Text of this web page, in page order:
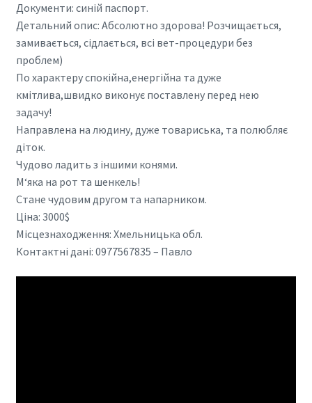
Документи: синій паспорт.
Детальний опис: Абсолютно здорова! Розчищається,
замивається, сідлається, всі вет-процедури без
проблем)
По характеру спокійна,енергійна та дуже
кмітлива,швидко виконує поставлену перед нею
задачу!
Направлена на людину, дуже товариська, та полюбляє
діток.
Чудово ладить з іншими конями.
М‘яка на рот та шенкель!
Стане чудовим другом та напарником.
Ціна: 3000$
Місцезнаходження: Хмельницька обл.
Контактні дані: 0977567835 – Павло